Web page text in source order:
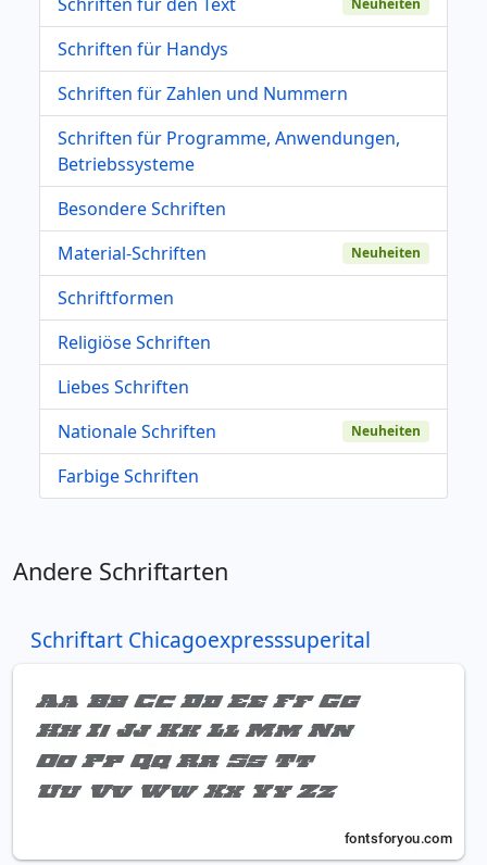
Schriften für Handys
Schriften für Zahlen und Nummern
Schriften für Programme, Anwendungen,
Betriebssysteme
Besondere Schriften
Material-Schriften
Neuheiten
Schriftformen
Religiöse Schriften
Liebes Schriften
Nationale Schriften
Neuheiten
Farbige Schriften
Andere Schriftarten
Schriftart Chicagoexpresssuperital